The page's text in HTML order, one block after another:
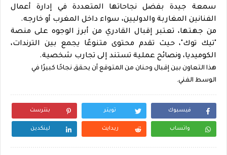
سمعة جيدة بفضل نجاحاتها المتعددة في إدارة أعمال
الفنانين المغاربة والدوليين، سواء داخل المغرب أو خارجه.
من جهتها، تعتبر إقبال القادري من أبرز الوجوه على منصة
"تيك توك"، حيث تقدم محتوى متنوعًا يجمع بين الترندات،
الكوميديا، ونصائح عملية تستند إلى تجارب شخصية.
هذا التعاون بين إقبال وحنان من المتوقع أن يحقق نجاحًا كبيرًا في
الوسط الفني.
فيسبوك تويتر بنترست
واتساب ريدايت لينكدين